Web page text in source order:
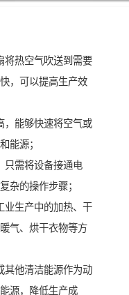
将热空气吹送到需要
，可以提高生产效
，能够快速将空气或
能源；
只需将设备接通电
杂的操作步骤；
业生产中的加热、干
气、烘干衣物等方
其他清洁能源作为动
源，降低生产成